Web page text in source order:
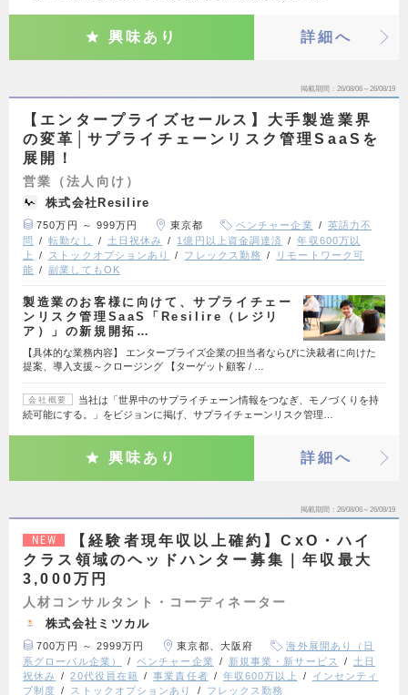
興味あり 詳細へ
掲載期間 26/08/06～26/08/19
【エンタープライズセールス】大手製造業界
の変革│サプライチェーンリスク管理SaaSを
展開！
営業（法人向け）
株式会社Resilire
750万円 ～ 999万円 東京都 ベンチャー企業
英語力不
問
転勤なし 土日祝休み 1億円以上資金調達済
年収600万以
上
ストックオプションあり フレックス勤務
リモートワーク可
能
副業してもOK
製造業のお客様に向けて、サプライチェー
ンリスク管理SaaS「Resilire（レジリ
ア）」の新規開拓…
【具体的な業務内容】 エンタープライズ企業の担当者ならびに決裁者に向けた
提案、導入支援～クロージング 【ターゲット顧客 / …
会社概要
当社は「世界中のサプライチェーン情報をつなぎ、モノづくりを持
続可能にする。」をビジョンに掲げ、サプライチェーンリスク管理…
興味あり 詳細へ
掲載期間 26/08/06～26/08/19
NEW
【経験者現年収以上確約】CxO・ハイ
クラス領域のヘッドハンター募集｜年収最大
3,000万円
人材コンサルタント・コーディネーター
株式会社ミツカル
700万円 ～ 2999万円 東京都、大阪府
海外展開あり（日
系グローバル企業）
ベンチャー企業 新規事業・新サービス
土日
祝休み
20代役員在籍 事業責任者 年収600万以上
インセンティ
ブ制度
ストックオプションあり フレックス勤務